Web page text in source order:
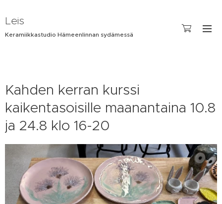
Leis
Keramiikkastudio Hämeenlinnan sydämessä
Kahden kerran kurssi
kaikentasoisille maanantaina 10.8
ja 24.8 klo 16-20